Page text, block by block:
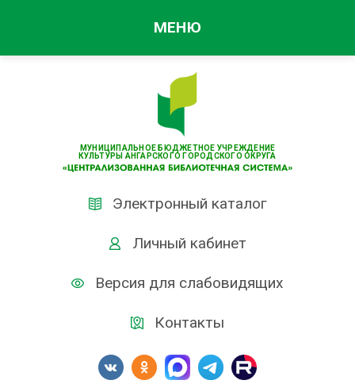
МУНИЦИПАЛЬНОЕ БЮДЖЕТНОЕ УЧРЕЖДЕНИЕ
КУЛЬТУРЫ АНГАРСКОГО ГОРОДСКОГО ОКРУГА
Электронный каталог
Личный кабинет
Версия для слабовидящих
Контакты
МЕНЮ